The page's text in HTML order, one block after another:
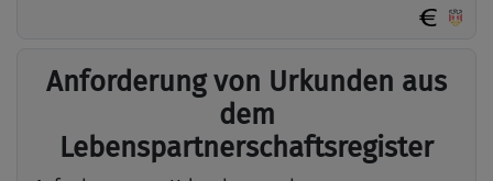
Anforderung von Urkunden aus
dem
Lebenspartnerschaftsregister